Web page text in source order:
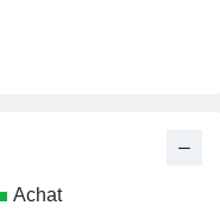
Achat